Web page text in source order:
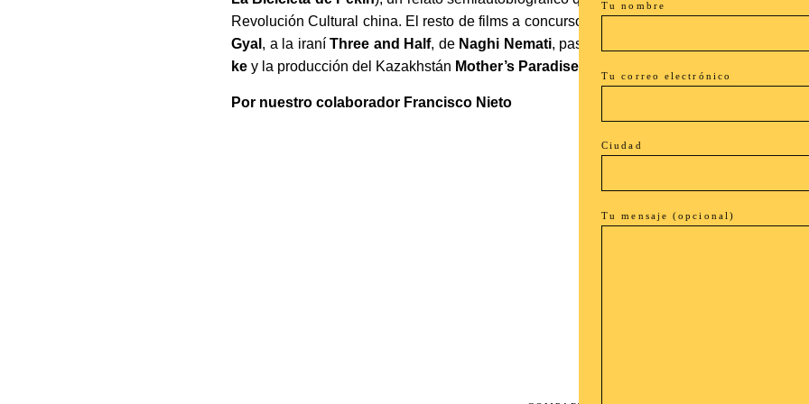
Revolución Cultural china. El resto de films a concurso nos llevó desde la tibetanaTe
Gyal , a la iraníThree and Half, de Naghi Nemati, pasando por la coreana
ke y la producción del Kazakhstán Mother’s Paradise
Por nuestro colaborador Francisco Nieto
Tu nombre
Tu correo electrónico
Ciudad
Tu mensaje (opcional)